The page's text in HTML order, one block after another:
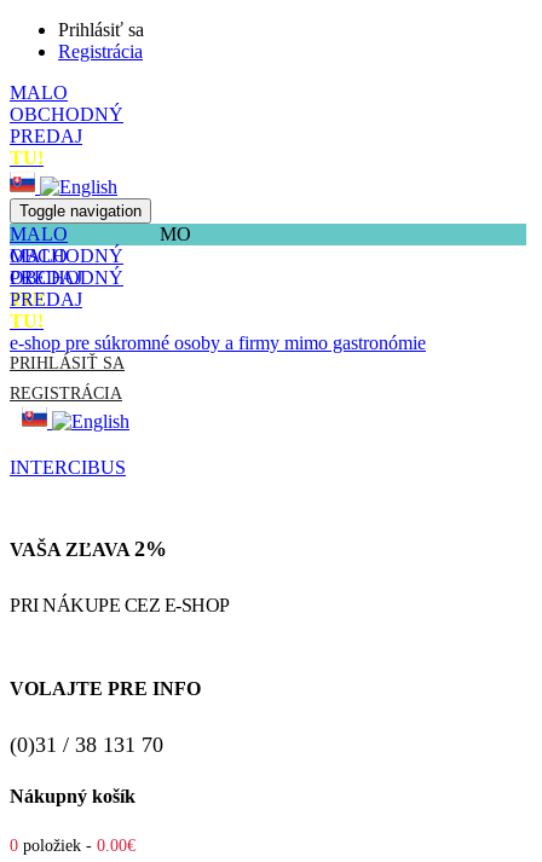
Prihlásiť sa
Registrácia
MALO
OBCHODNÝ
PREDAJ
TU!
Toggle navigation
MALO
OBCHODNÝ
PREDAJ
TU!
MO
MALO
OBCHODNÝ
PREDAJ
TU!
e-shop pre súkromné osoby a firmy mimo gastronómie
PRIHLÁSIŤ SA
REGISTRÁCIA
INTERCIBUS
VAŠA ZĽAVA 2%
PRI NÁKUPE CEZ E-SHOP
VOLAJTE PRE INFO
(0)31 / 38 131 70
Nákupný košík
0 položiek - 0.00€